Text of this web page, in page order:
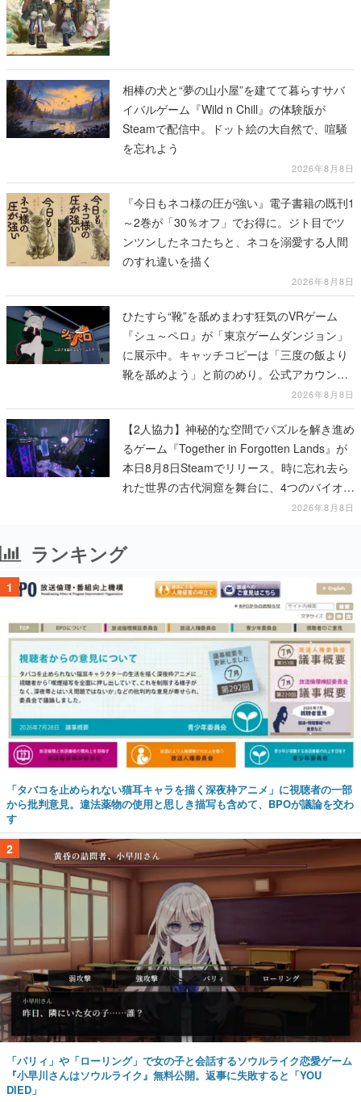
相棒の犬と“夢の山小屋”を建てて暮らすサバ
イバルゲーム『Wild n Chill』の体験版が
Steamで配信中。ドット絵の大自然で、喧騒
を忘れよう
2026年8月8日
『今日もネコ様の圧が強い』電子書籍の既刊1
～2巻が「30％オフ」でお得に。ジト目でツ
ンツンしたネコたちと、ネコを溺愛する人間
のすれ違いを描く
2026年8月8日
ひたすら“靴”を舐めまわす狂気のVRゲーム
『シュ～ペロ』が「東京ゲームダンジョン」
に展示中。キャッチコピーは「三度の飯より
靴を舐めよう」と前のめり。公式アカウント
も開設され、2026年リリースに向けて開発中
2026年8月8日
【2人協力】神秘的な空間でパズルを解き進め
るゲーム『Together in Forgotten Lands』が
本日8月8日Steamでリリース。時に忘れ去ら
れた世界の古代洞窟を舞台に、4つのバイオー
2026年8月8日
ランキング
1
「タバコを止められない猫耳キャラを描く深夜枠アニメ」に視聴者の一部
から批判意見。違法薬物の使用と思しき描写も含めて、BPOが議論を交わ
す
2
「パリィ」や「ローリング」で女の子と会話するソウルライク恋愛ゲーム
『小早川さんはソウルライク』無料公開。返事に失敗すると「YOU
DIED」